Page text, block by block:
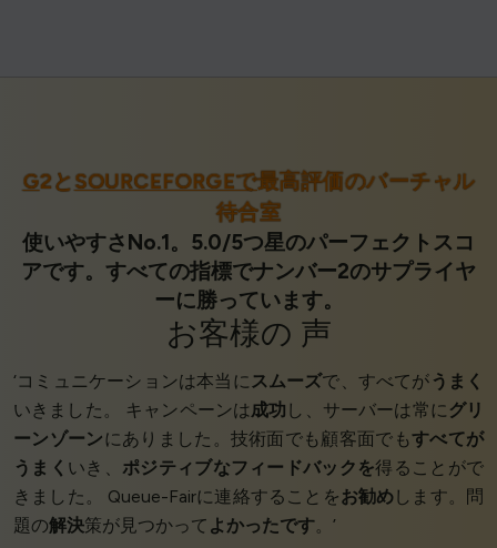
G2と SOURCEFORGEで最高評価のバーチャル
待合室
使いやすさNo.1。5.0/5つ星のパーフェクトスコ
アです。すべての指標でナンバー2のサプライヤ
ーに勝っています。
お客様の 声
‘コミュニケーションは本当にスムーズで、すべてが うまく
いきました。 キャンペーンは成功 し、サーバーは常に グリ
ーンゾーンにありました。技術面でも顧客面でもすべてが
うまく いき、 ポジティブなフィードバックを得ることがで
きました。 Queue-Fairに連絡することをお勧め します。問
題の解決策が見つかって よかったです。’